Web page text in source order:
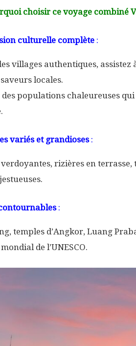
choisir ce voyage combiné
culturelle complète :
villages authentiques, assistez
locales.
des populations chaleureuses
variés et grandioses:
rizières en
:
temples d’Angkor, Luang
de l’UNESCO.